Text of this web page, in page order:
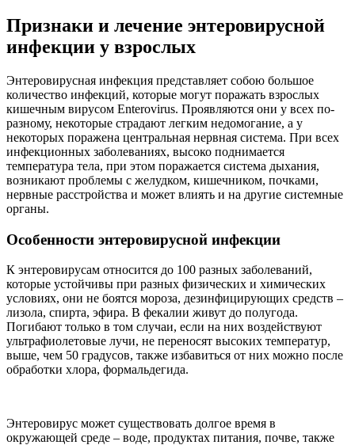
Признаки и лечение энтеровирусной
инфекции у взрослых
Энтеровирусная инфекция представляет собою большое
количество инфекций, которые могут поражать взрослых
кишечным вирусом Enterovirus. Проявляются они у всех по-
разному, некоторые страдают легким недомогание, а у
некоторых поражена центральная нервная система. При всех
инфекционных заболеваниях, высоко поднимается
температура тела, при этом поражается система дыхания,
возникают проблемы с желудком, кишечником, почками,
нервные расстройства и может влиять и на другие системные
органы.
Особенности энтеровирусной инфекции
К энтеровирусам относится до 100 разных заболеваний,
которые устойчивы при разных физических и химических
условиях, они не боятся мороза, дезинфицирующих средств –
лизола, спирта, эфира. В фекалии живут до полугода.
Погибают только в том случаи, если на них воздействуют
ультрафиолетовые лучи, не переносят высоких температур,
выше, чем 50 градусов, также избавиться от них можно после
обработки хлора, формальдегида.
Энтеровирус может существовать долгое время в
окружающей среде – воде, продуктах питания, почве, также